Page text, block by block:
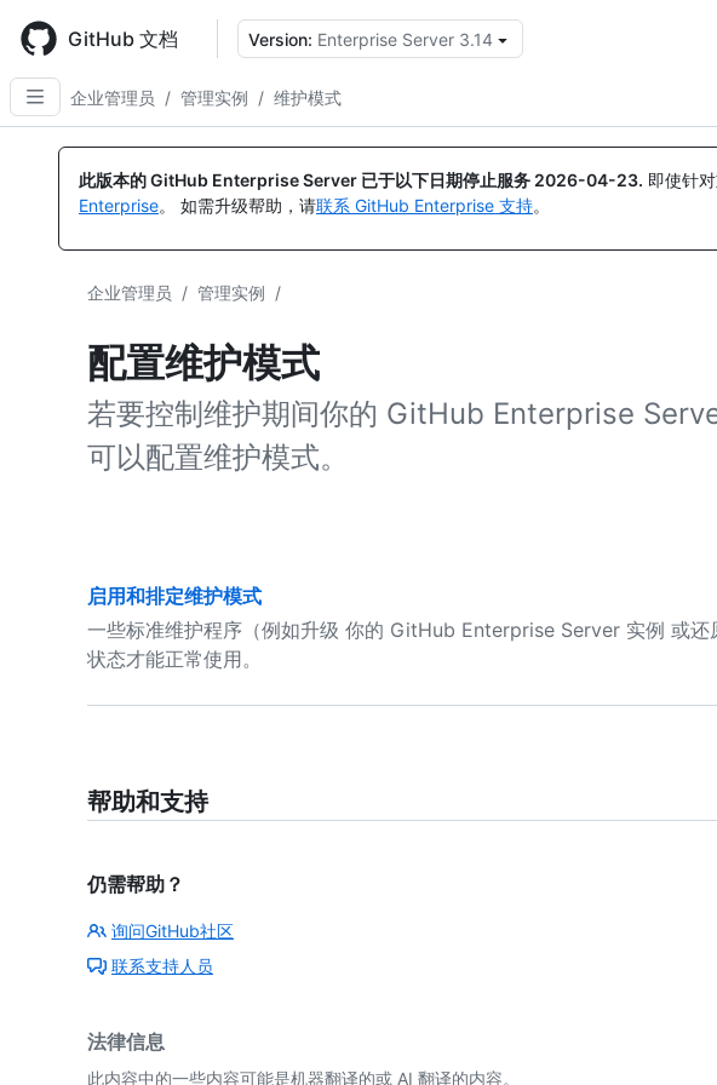
main
content
GitHub 文档 Version: Enterprise Server 3.14
企业管理员 / 管理实例 / 维护模式
此版本的 GitHub Enterprise Server 已于以下日期停止服务 2026-04-23. 即使针
Enterprise。 如需升级帮助，请联系 GitHub Enterprise 支持。
企业管理员 / 管理实例 /
配置维护模式
若要控制维护期间你的 GitHub Enterprise
可以配置维护模式。
启用和排定维护模式
一些标准维护程序（例如升级 你的 GitHub Enterprise Server 实例 或还
状态才能正常使用。
帮助和支持
仍需帮助？
询问GitHub社区
联系支持人员
法律信息
此内容中的一些内容可能是机器翻译的或 AI 翻译的内容。